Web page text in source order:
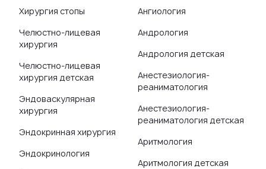
Хирургия стопы
Челюстно-лицевая
хирургия
Челюстно-лицевая
хирургия детская
Эндоваскулярная
хирургия
Эндокринная хирургия
Эндокринология
Ангиология
Андрология
Андрология детская
Анестезиология-
реаниматология
Анестезиология-
реаниматология детская
Аритмология
Аритмология детская